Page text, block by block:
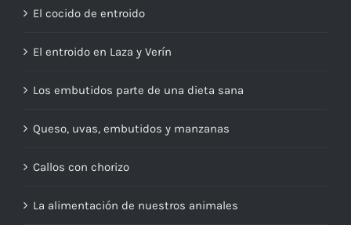
El cocido de entroido
El entroido en Laza y Verín
Los embutidos parte de una dieta sana
Queso, uvas, embutidos y manzanas
Callos con chorizo
La alimentación de nuestros animales